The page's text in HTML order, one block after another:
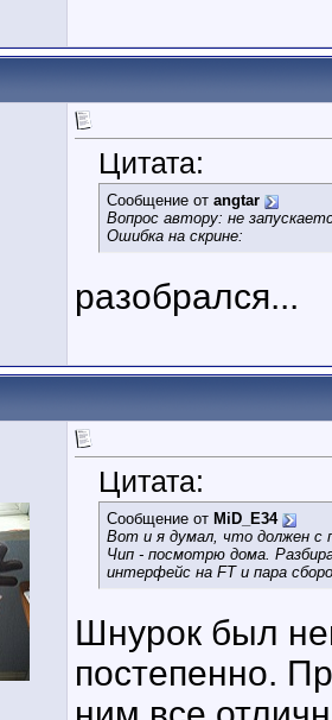
Цитата:
Сообщение от angtar
Вопрос автору: не
Ошибка на скрине:
разобрался...
Цитата:
Сообщение от MiD_E34
Вот и я думал, что должен с
Чип - посмотрю дома.
интерфейс на FT и пара
Шнурок был
постепенно.